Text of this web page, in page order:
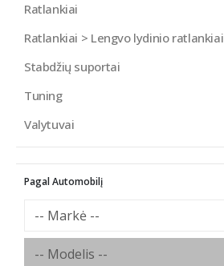
Ratlankiai
Ratlankiai > Lengvo lydinio ratlankiai
Stabdžių suportai
Tuning
Valytuvai
Pagal Automobilį